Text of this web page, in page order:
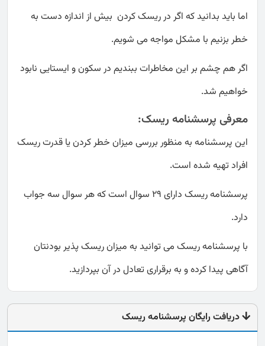
اما باید بدانید که اگر در ریسک کردن بیش از اندازه دست به
خطر بزنیم با مشکل مواجه می شویم.
اگر هم چشم بر این مخاطرات ببندیم در سکون و ایستایی نابود
خواهیم شد.
معرفی پرسشنامه ریسک:
این پرسشنامه به منظور بررسی میزان خطر کردن یا قدرت ریسک
افراد تهیه شده است.
پرسشنامه ریسک دارای 29 سوال است که هر سوال سه جواب
دارد.
با پرسشنامه ریسک می توانید به میزان ریسک پذیر بودنتان
آگاهی پیدا کرده و به برقراری تعادل در آن بپردازید.
دریافت رایگان پرسشنامه ریسک